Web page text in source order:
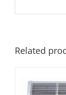
Related